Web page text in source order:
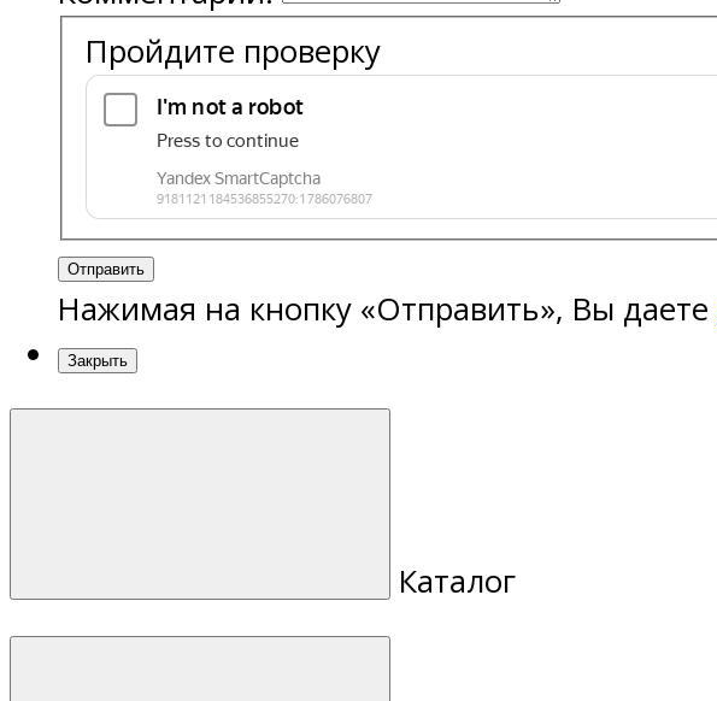
Пройдите проверку
Отправить
Нажимая на кнопку «Отправить», Вы даете
Закрыть
Каталог